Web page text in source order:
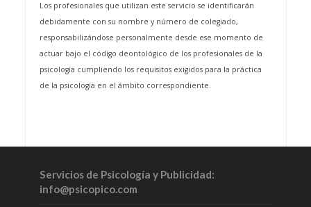
Los profesionales que utilizan este servicio se identificarán
debidamente con su nombre y número de colegiado,
responsabilizándose personalmente desde ese momento de
actuar bajo el código deontológico de los profesionales de la
psicología cumpliendo los requisitos exigidos para la práctica
de la psicología en el ámbito correspondiente.
Servicios de Psicología y Publicidad:
info@psicopico.com